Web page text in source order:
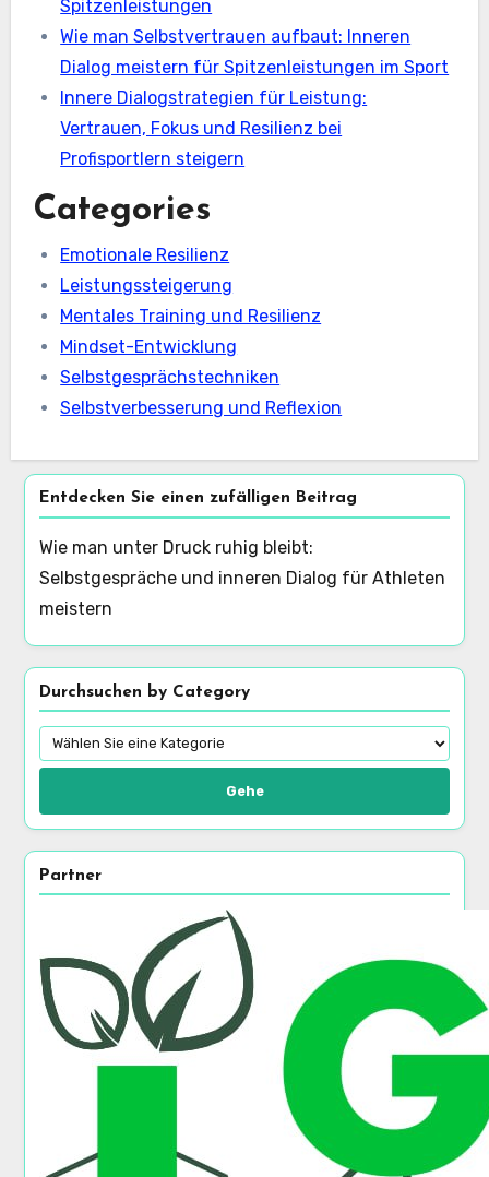
Spitzenleistungen
Wie man Selbstvertrauen aufbaut: Inneren
Dialog meistern für Spitzenleistungen im Sport
Innere Dialogstrategien für Leistung:
Vertrauen, Fokus und Resilienz bei
Profisportlern steigern
Categories
Emotionale Resilienz
Leistungssteigerung
Mentales Training und Resilienz
Mindset-Entwicklung
Selbstgesprächstechniken
Selbstverbesserung und Reflexion
Entdecken Sie einen zufälligen Beitrag
Wie man unter Druck ruhig bleibt:
Selbstgespräche und inneren Dialog für Athleten
meistern
Durchsuchen by Category
Gehe
Partner